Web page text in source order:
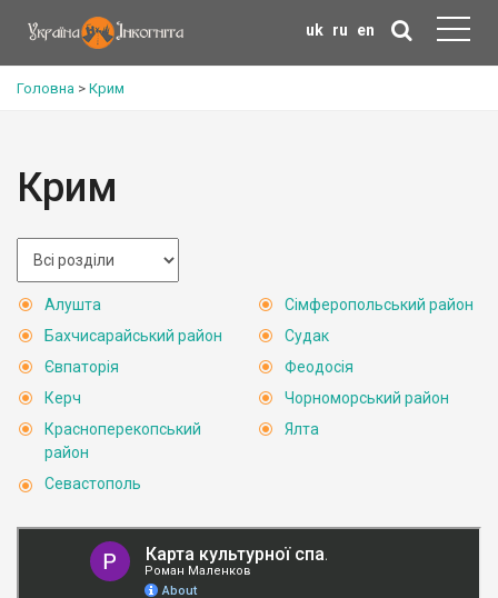
uk ru en
Головна > Крим
Крим
Алушта
Бахчисарайський район
Євпаторія
Керч
Красноперекопський
район
Севастополь
Сімферопольський район
Судак
Феодосія
Чорноморський район
Ялта